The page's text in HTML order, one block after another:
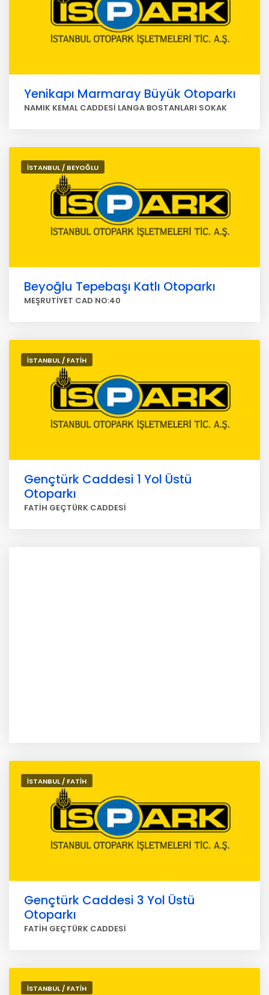
Yenikapı Marmaray Büyük Otoparkı
NAMIK KEMAL CADDESİ LANGA BOSTANLARI SOKAK
İSTANBUL / BEYOĞLU
Beyoğlu Tepebaşı Katlı Otoparkı
MEŞRUTİYET CAD NO:40
İSTANBUL / FATİH
Gençtürk Caddesi 1 Yol Üstü
Otoparkı
FATİH GEÇTÜRK CADDESİ
İSTANBUL / FATİH
Gençtürk Caddesi 3 Yol Üstü
Otoparkı
FATİH GEÇTÜRK CADDESİ
İSTANBUL / FATİH